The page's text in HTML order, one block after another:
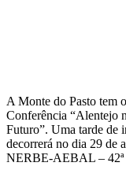
A Monte do Pasto tem
Conferência “Alentejo
Futuro”. Uma tarde de
decorrerá no dia 29 de
NERBE-